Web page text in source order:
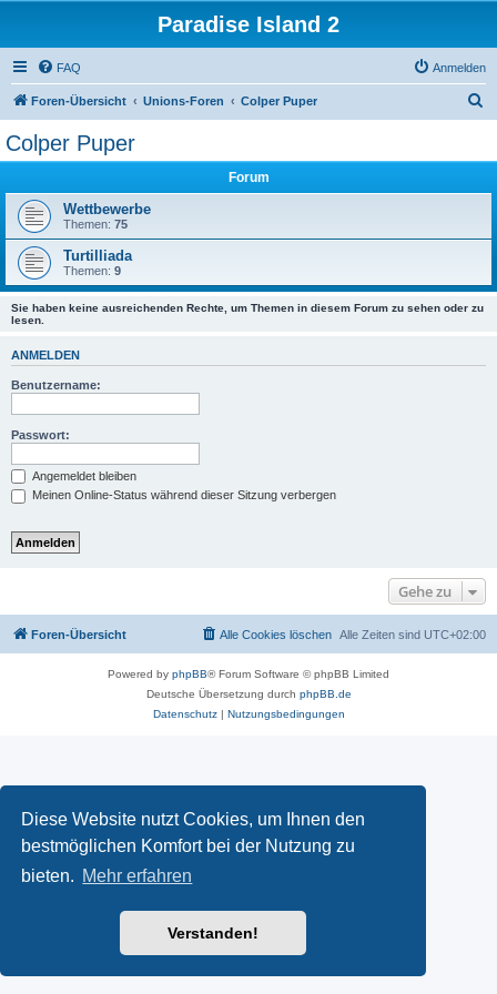
Diese Website nutzt Cookies, um Ihnen den
bestmöglichen Komfort bei der Nutzung zu
bieten. Mehr erfahren
Verstanden!
Paradise Island 2
FAQ Anmelden
Foren-Übersicht Unions-Foren Colper Puper
Colper Puper
Forum
Wettbewerbe
Themen: 75
Turtilliada
Themen: 9
Sie haben keine ausreichenden Rechte, um Themen in diesem Forum zu sehen oder zu
lesen.
ANMELDEN
Benutzername:
Passwort:
Angemeldet bleiben
Meinen Online-Status während dieser Sitzung verbergen
Gehe zu
Foren-Übersicht Alle Zeiten sind UTC+02:00
Alle Cookies löschen
Powered by phpBB® Forum Software © phpBB Limited
Deutsche Übersetzung durch phpBB.de
Datenschutz| Nutzungsbedingungen